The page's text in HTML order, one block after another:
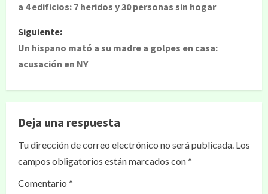
a 4 edificios: 7 heridos y 30 personas sin hogar
Siguiente:
Un hispano mató a su madre a golpes en casa:
acusación en NY
Deja una respuesta
Tu dirección de correo electrónico no será publicada. Los
campos obligatorios están marcados con*
Comentario *